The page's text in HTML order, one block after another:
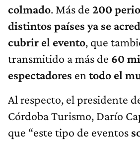
colmado. Más de 200
distintos países ya se
cubrir el evento, que
transmitido a más de 60
espectadores en todo el
Al respecto, el presidente
Córdoba Turismo, Darío
que “este tipo de eventos